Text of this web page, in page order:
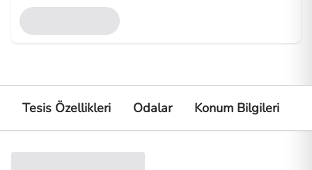
Tesis Özellikleri Odalar Konum Bilgileri